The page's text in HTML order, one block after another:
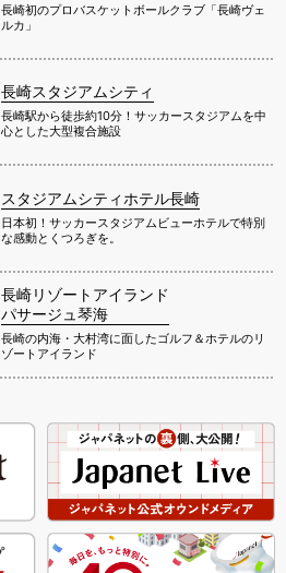
長崎初のプロバスケットボールクラブ「長崎ヴェ
ルカ」
長崎スタジアムシティ
長崎駅から徒歩約10分！サッカースタジアムを中
心とした大型複合施設
スタジアムシティホテル長崎
日本初！サッカースタジアムビューホテルで特別
な感動とくつろぎを。
長崎リゾートアイランド
パサージュ琴海
長崎の内海・大村湾に面したゴルフ＆ホテルのリ
ゾートアイランド